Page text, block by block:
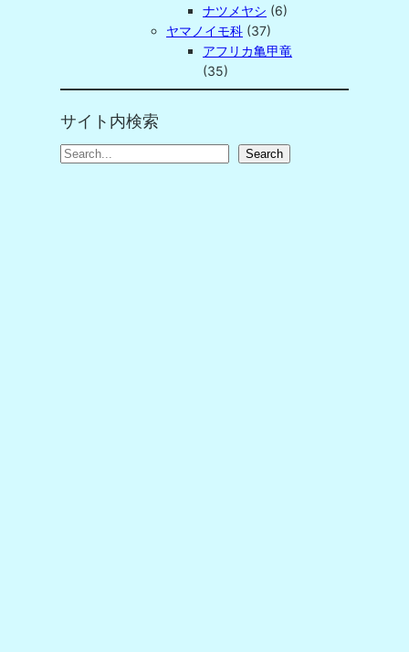
ナツメヤシ (6)
ヤマノイモ科 (37)
アフリカ亀甲竜
(35)
サイト内検索
S
Search